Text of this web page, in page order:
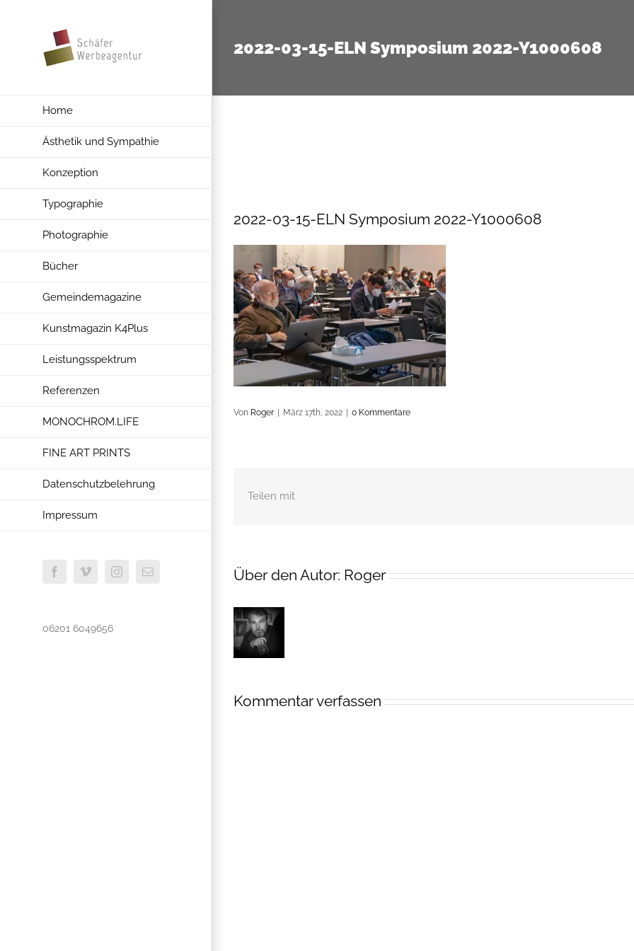
Home
Ästhetik und Sympathie
Konzeption
Typographie
Photographie
Bücher
Gemeindemagazine
Kunstmagazin K4Plus
Leistungsspektrum
Referenzen
MONOCHROM.LIFE
FINE ART PRINTS
Datenschutzbelehrung
Impressum
FacebookVimeoInstagram
E-
06201 6049656
2022-03-15-ELN Symposium 2022-Y1000608
2022-03-15-ELN Symposium 2022-Y1000608
Von Roger März 17th, 2022 0 Kommentare
Teilen mit
Über den Autor: Roger
Kommentar verfassen